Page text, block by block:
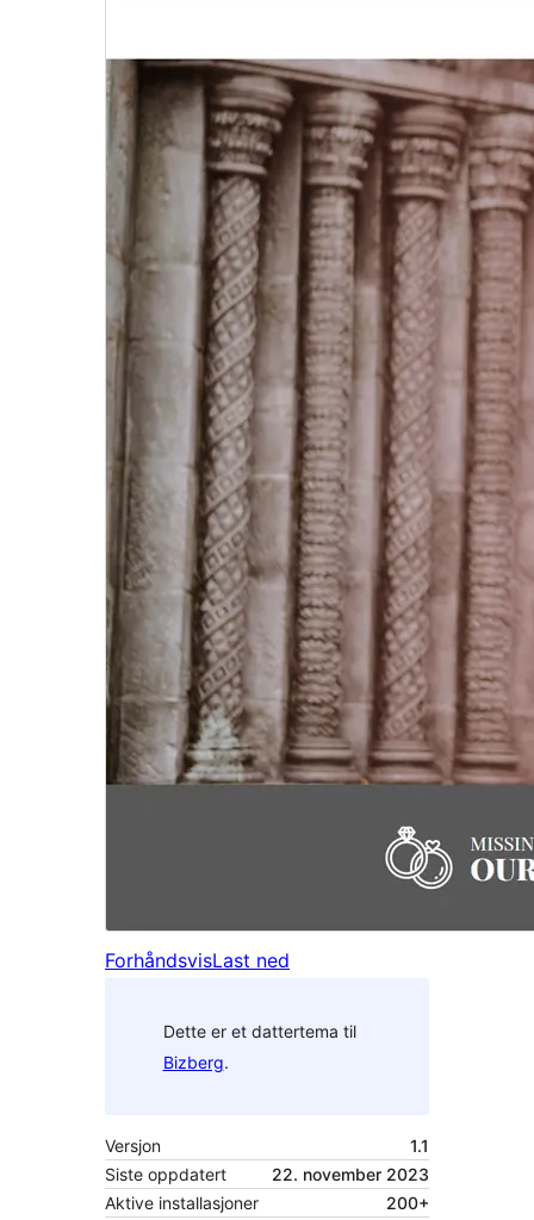
ForhåndsvisLast ned
Dette er et dattertema til
Bizberg.
Versjon
1.1
Siste oppdatert
22. november 2023
Aktive installasjoner
200+